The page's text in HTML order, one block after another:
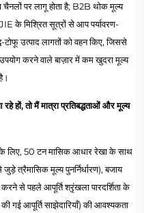
पर लागू होता है; B2B थोक मूल्य
के मिश्रित सूत्रों से आप पर्यावरण-
उत्पाद लागतों को वहन किए, जिससे
करने वाले बाज़ार में कम खुदरा मूल्य
हों, तो मैं मात्रा प्रतिबद्धताओं और मूल्य
लिए, 50 टन मासिक आधार रेखा के साथ
मूल्य पुनर्निर्धारण), बजाय
करने से पहले आपूर्ति श्रृंखला पारदर्शिता के
की गई आपूर्ति साझेदारियाँ) की आवश्यकता